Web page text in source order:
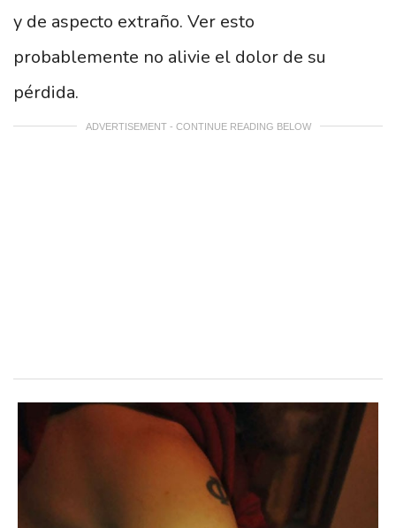
y de aspecto extraño. Ver esto
probablemente no alivie el dolor de su
pérdida.
ADVERTISEMENT - CONTINUE READING BELOW